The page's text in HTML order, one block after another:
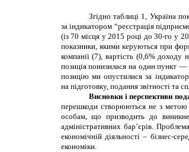
Згідно таблиці 1, Україна
за індикатором “реєстрація
(із 70 місця у 2015 році до 30-го у
показники, якими керуються при
компанії (7), вартість (0,6%
позиція понизилася на один пункт
позицію ми опустилися за
на підготовку, подання звітності та
Висновки і перспективи
перешкоди створюються не з метою
особам, що призводить до
адміністративних бар’єрів.
економічній діяльності – бізнес-
економіки.